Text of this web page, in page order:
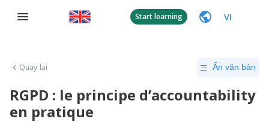
Start learning VI
Quay lại Ẩn văn bản
RGPD : le principe d’accountability
en pratique